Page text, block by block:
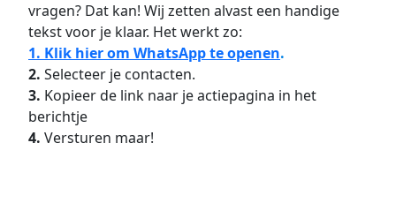
vragen? Dat kan! Wij zetten alvast een handige
tekst voor je klaar. Het werkt zo:
1. Klik hier om WhatsApp te openen.
2. Selecteer je contacten.
3. Kopieer de link naar je actiepagina in het
berichtje
4. Versturen maar!